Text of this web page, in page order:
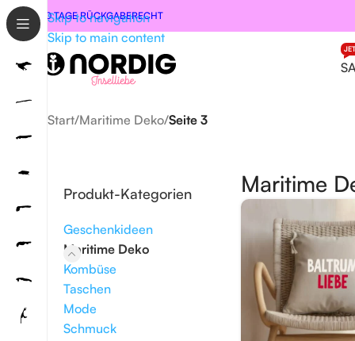
Skip to navigation
Skip to main content
30 TAGE RÜCKGABERECHT
Start/Maritime Deko/Seite 3
Produkt-Kategorien
Geschenkideen
Maritime Deko
Kombüse
Taschen
Mode
Schmuck
Maritime